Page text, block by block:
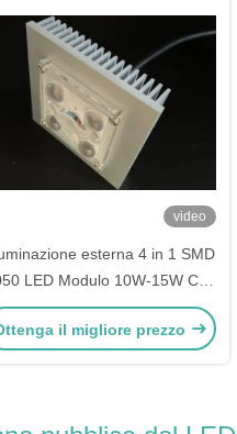
video
esterna 4 in 1 SMD
LED Modulo 10W-15W Con
lente a 150x75 gradi
impermeabile
il migliore prezzo